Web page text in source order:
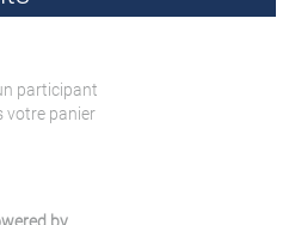
participant
votre panier